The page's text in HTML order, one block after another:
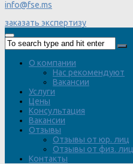
info@fse.ms
заказать экспертизу
О компании
Нас рекомендуют
Вакансии
Услуги
Цены
Консультация
Вакансии
Отзывы
Отзывы от юр. лиц
Отзывы от физ. лиц
Контакты